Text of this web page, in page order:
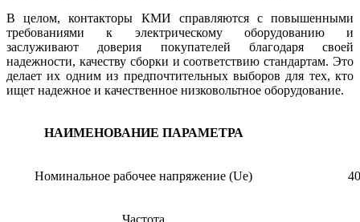
В целом, контакторы КМИ справляются с повышенными
требованиями к электрическому оборудованию и
заслуживают доверия покупателей благодаря своей
надежности, качеству сборки и соответствию стандартам. Это
делает их одним из предпочтительных выборов для тех, кто
ищет надежное и качественное низковольтное оборудование.
НАИМЕНОВАНИЕ ПАРАМЕТРА
Номинальное рабочее напряжение (Ue)